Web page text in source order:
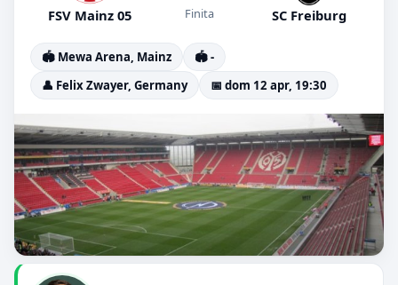
FSV Mainz 05 Finita SC Freiburg
🏟️ Mewa Arena, Mainz
🏟️ -
👤 Felix Zwayer, Germany
📅 dom 12 apr, 19:30